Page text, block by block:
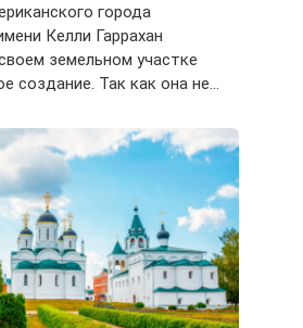
города
Келли Гаррахан
земельном участке
создание. Так как она не…